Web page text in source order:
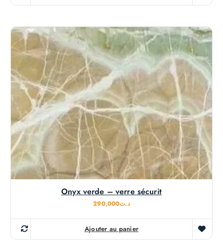
Onyx verde – verre sécurit
د.ت290,000
Ajouter au panier